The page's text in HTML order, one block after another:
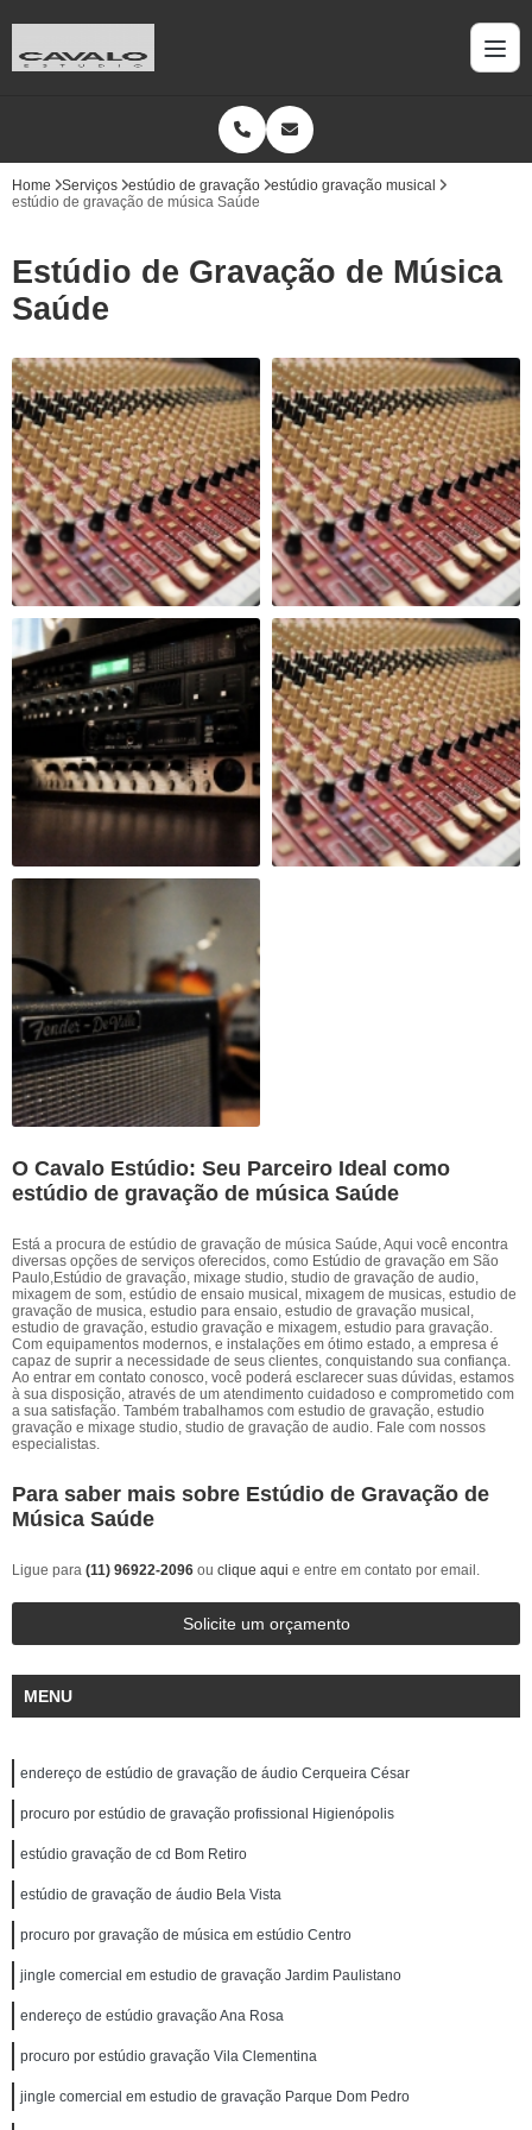
Home Serviços estúdio de gravação
estúdio gravação musical
estúdio de gravação de música Saúde
Estúdio de Gravação de Música
Saúde
O Cavalo Estúdio: Seu Parceiro Ideal como
estúdio de gravação de música Saúde
Está a procura de estúdio de gravação de música Saúde, Aqui você encontra
diversas opções de serviços oferecidos, como Estúdio de gravação em São
Paulo,Estúdio de gravação, mixage studio, studio de gravação de audio,
mixagem de som, estúdio de ensaio musical, mixagem de musicas, estudio de
gravação de musica, estudio para ensaio, estudio de gravação musical,
estudio de gravação, estudio gravação e mixagem, estudio para gravação.
Com equipamentos modernos, e instalações em ótimo estado, a empresa é
capaz de suprir a necessidade de seus clientes, conquistando sua confiança.
Ao entrar em contato conosco, você poderá esclarecer suas dúvidas, estamos
à sua disposição, através de um atendimento cuidadoso e comprometido com
a sua satisfação. Também trabalhamos com estudio de gravação, estudio
gravação e mixage studio, studio de gravação de audio. Fale com nossos
especialistas.
Para saber mais sobre Estúdio de Gravação de
Música Saúde
Ligue para (11) 96922-2096 ou clique aqui e entre em contato por email.
Solicite um orçamento
MENU
endereço de estúdio de gravação de áudio Cerqueira César
procuro por estúdio de gravação profissional Higienópolis
estúdio gravação de cd Bom Retiro
estúdio de gravação de áudio Bela Vista
procuro por gravação de música em estúdio Centro
jingle comercial em estudio de gravação Jardim Paulistano
endereço de estúdio gravação Ana Rosa
procuro por estúdio gravação Vila Clementina
jingle comercial em estudio de gravação Parque Dom Pedro